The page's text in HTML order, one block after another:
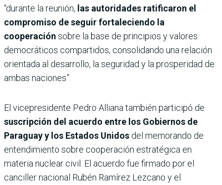
“durante la reunión, las autoridades ratificaron el
compromiso de seguir fortaleciendo la
cooperación sobre la base de principios y valores
democráticos compartidos, consolidando una relación
orientada al desarrollo, la seguridad y la prosperidad de
ambas naciones”.
El vicepresidente Pedro Alliana también participó de
suscripción del acuerdo entre los Gobiernos de
Paraguay y los Estados Unidos del memorando de
entendimiento sobre cooperación estratégica en
materia nuclear civil. El acuerdo fue firmado por el
canciller nacional Rubén Ramírez Lezcano y el